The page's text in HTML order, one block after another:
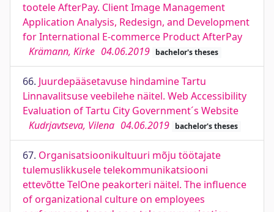
tootele AfterPay. Client Image Management
Application Analysis, Redesign, and Development
for International E-commerce Product AfterPay
Krämann, Kirke 04.06.2019 bachelor's theses
66. Juurdepääsetavuse hindamine Tartu
Linnavalitsuse veebilehe näitel. Web Accessibility
Evaluation of Tartu City Government´s Website
Kudrjavtseva, Vilena 04.06.2019 bachelor's theses
67. Organisatsioonikultuuri mõju töötajate
tulemuslikkusele telekommunikatsiooni
ettevõtte TelOne peakorteri näitel. The influence
of organizational culture on employees